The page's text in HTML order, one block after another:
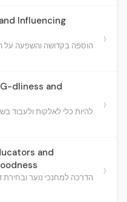
Influencing
הוספה בקדושה והשפעה על
›
dliness and
להיות כלי לאלקות ולעבוד
›
and
הדרכה למחנכי נוער ובחירת
›